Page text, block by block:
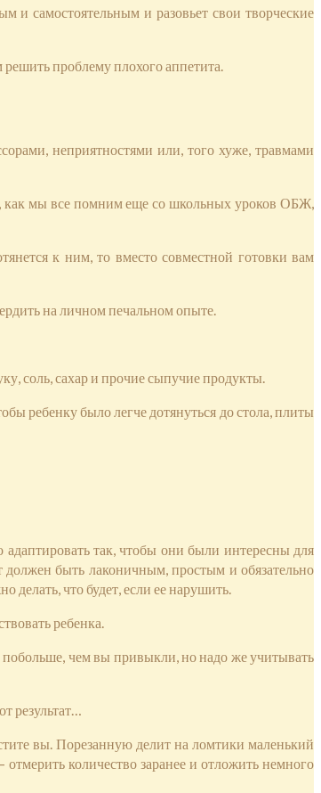
и самостоятельным и разовьет свои творческие
проблему плохого аппетита.
неприятностями или, того хуже, травмами
как мы все помним еще со школьных уроков ОБЖ,
к ним, то вместо совместной готовки вам
на личном печальном опыте.
соль, сахар и прочие сыпучие продукты.
ребенку было легче дотянуться до стола, плиты
так, чтобы они были интересны для
быть лаконичным, простым и обязательно
что будет, если ее нарушить.
ребенка.
чем вы привыкли, но надо же учитывать
результат…
вы. Порезанную делит на ломтики маленький
количество заранее и отложить немного